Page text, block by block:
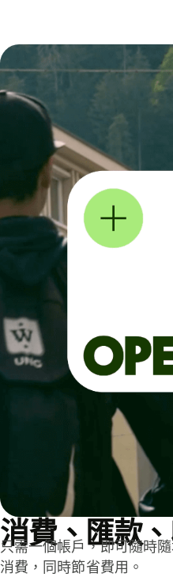
消費、匯款
只需一個帳戶，即可隨時
消費，同時節省費用。